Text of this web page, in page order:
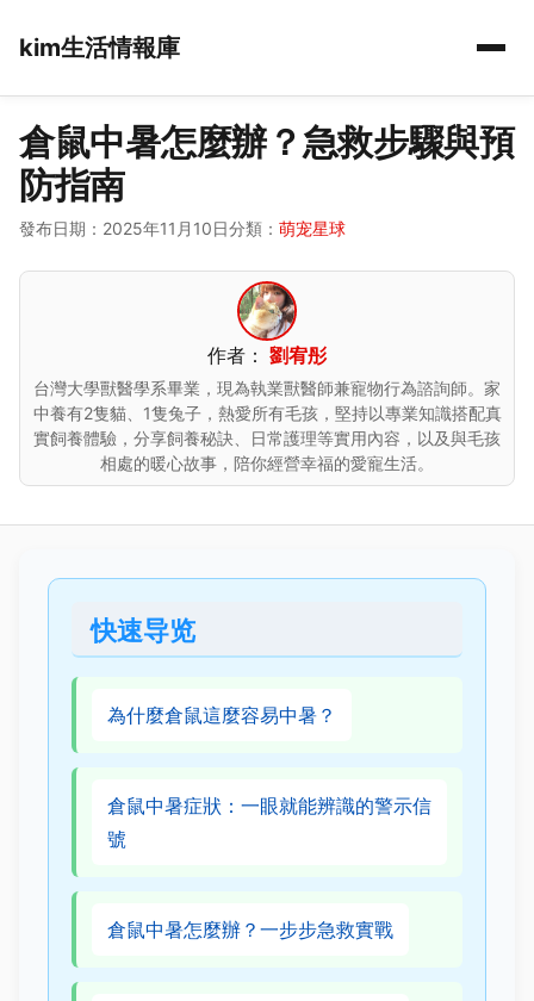
kim生活情報庫
倉鼠中暑怎麼辦？急救步驟與預
防指南
發布日期：2025年11月10日分類： 萌宠星球
作者： 劉宥彤
台灣大學獸醫學系畢業，現為執業獸醫師兼寵物行為諮詢師。家
中養有2隻貓、1隻兔子，熱愛所有毛孩，堅持以專業知識搭配真
實飼養體驗，分享飼養秘訣、日常護理等實用內容，以及與毛孩
相處的暖心故事，陪你經營幸福的愛寵生活。
快速导览
為什麼倉鼠這麼容易中暑？
倉鼠中暑症狀：一眼就能辨識的警示信
號
倉鼠中暑怎麼辦？一步步急救實戰